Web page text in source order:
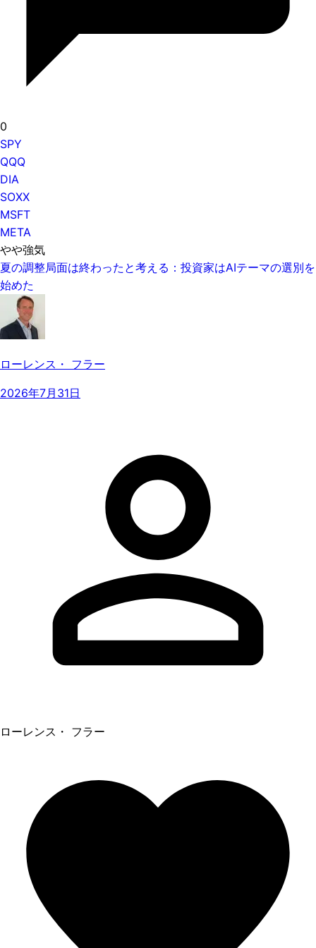
0
SPY
QQQ
DIA
SOXX
MSFT
META
やや強気
夏の調整局面は終わったと考える：投資家はAIテーマの選別を
始めた
ローレンス・ フラー
2026年7月31日
ローレンス・ フラー